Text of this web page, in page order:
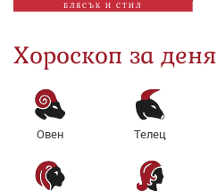
БЛЯСЪК И СТИЛ
Хороскоп за деня
Овен Телец